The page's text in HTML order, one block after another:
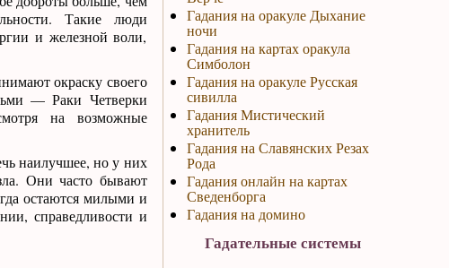
Такие люди
и железной воли,
окраску своего
— Раки Четверки
на возможные
наилучшее, но у них
Они часто бывают
остаются милыми и
справедливости и
Гадания на оракуле Дыхание
ночи
Гадания на картах оракула
Симболон
Гадания на оракуле Русская
сивилла
Гадания Мистический
хранитель
Гадания на Славянских Резах
Рода
Гадания онлайн на картах
Сведенборга
Гадания на домино
Гадательные системы